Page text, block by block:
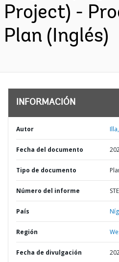
Project) -
Plan (Inglés)
INFORMACIÓN
Autor
Fecha del documento
Tipo de documento
Número del informe
País
Región
Fecha de divulgación